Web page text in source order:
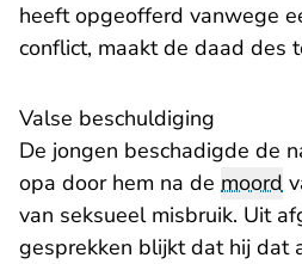
heeft opgeofferd vanwege
conflict, maakt de daad des
​Valse beschuldiging
De jongen beschadigde de
opa door hem na de moord
van seksueel misbruik. Uit
gesprekken blijkt dat hij dat